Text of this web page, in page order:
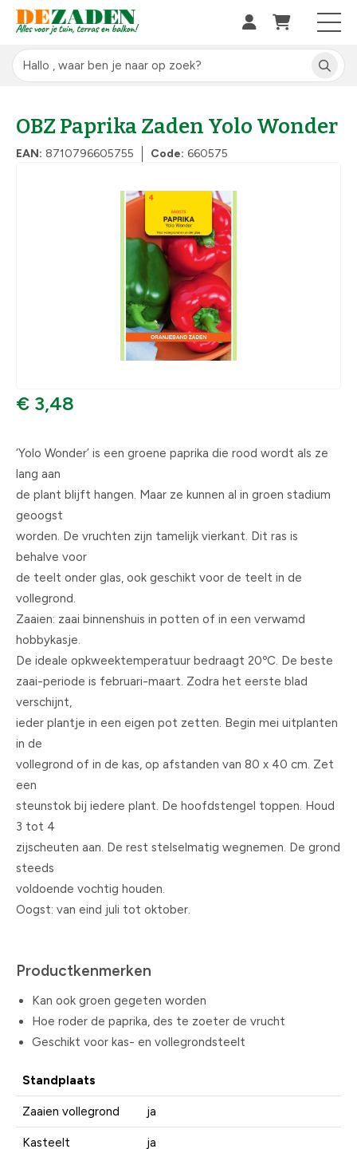
OBZ Paprika Zaden Yolo Wonder
EAN: 8710796605755 Code: 660575
€ 3,48
‘Yolo Wonder’ is een groene paprika die rood wordt als ze
lang aan
de plant blijft hangen. Maar ze kunnen al in groen stadium
geoogst
worden. De vruchten zijn tamelijk vierkant. Dit ras is
behalve voor
de teelt onder glas, ook geschikt voor de teelt in de
vollegrond.
Zaaien: zaai binnenshuis in potten of in een verwamd
hobbykasje.
De ideale opkweektemperatuur bedraagt 20ºC. De beste
zaai-periode is februari-maart. Zodra het eerste blad
verschijnt,
ieder plantje in een eigen pot zetten. Begin mei uitplanten
in de
vollegrond of in de kas, op afstanden van 80 x 40 cm. Zet
een
steunstok bij iedere plant. De hoofdstengel toppen. Houd
3 tot 4
zijscheuten aan. De rest stelselmatig wegnemen. De grond
steeds
voldoende vochtig houden.
Oogst: van eind juli tot oktober.
Productkenmerken
Kan ook groen gegeten worden
Hoe roder de paprika, des te zoeter de vrucht
Geschikt voor kas- en vollegrondsteelt
Standplaats
Zaaien vollegrond ja
Kasteelt ja